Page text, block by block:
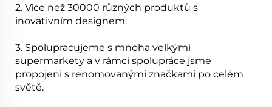
2. Více než 30000 různých produktů s
inovativním designem.
3. Spolupracujeme s mnoha velkými
supermarkety a v rámci spolupráce jsme
propojeni s renomovanými značkami po celém
světě.